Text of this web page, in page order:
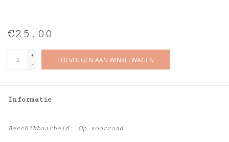
€25,00
+
-
TOEVOEGEN AAN WINKELWAGEN
Informatie
Beschikbaarheid: Op voorraad